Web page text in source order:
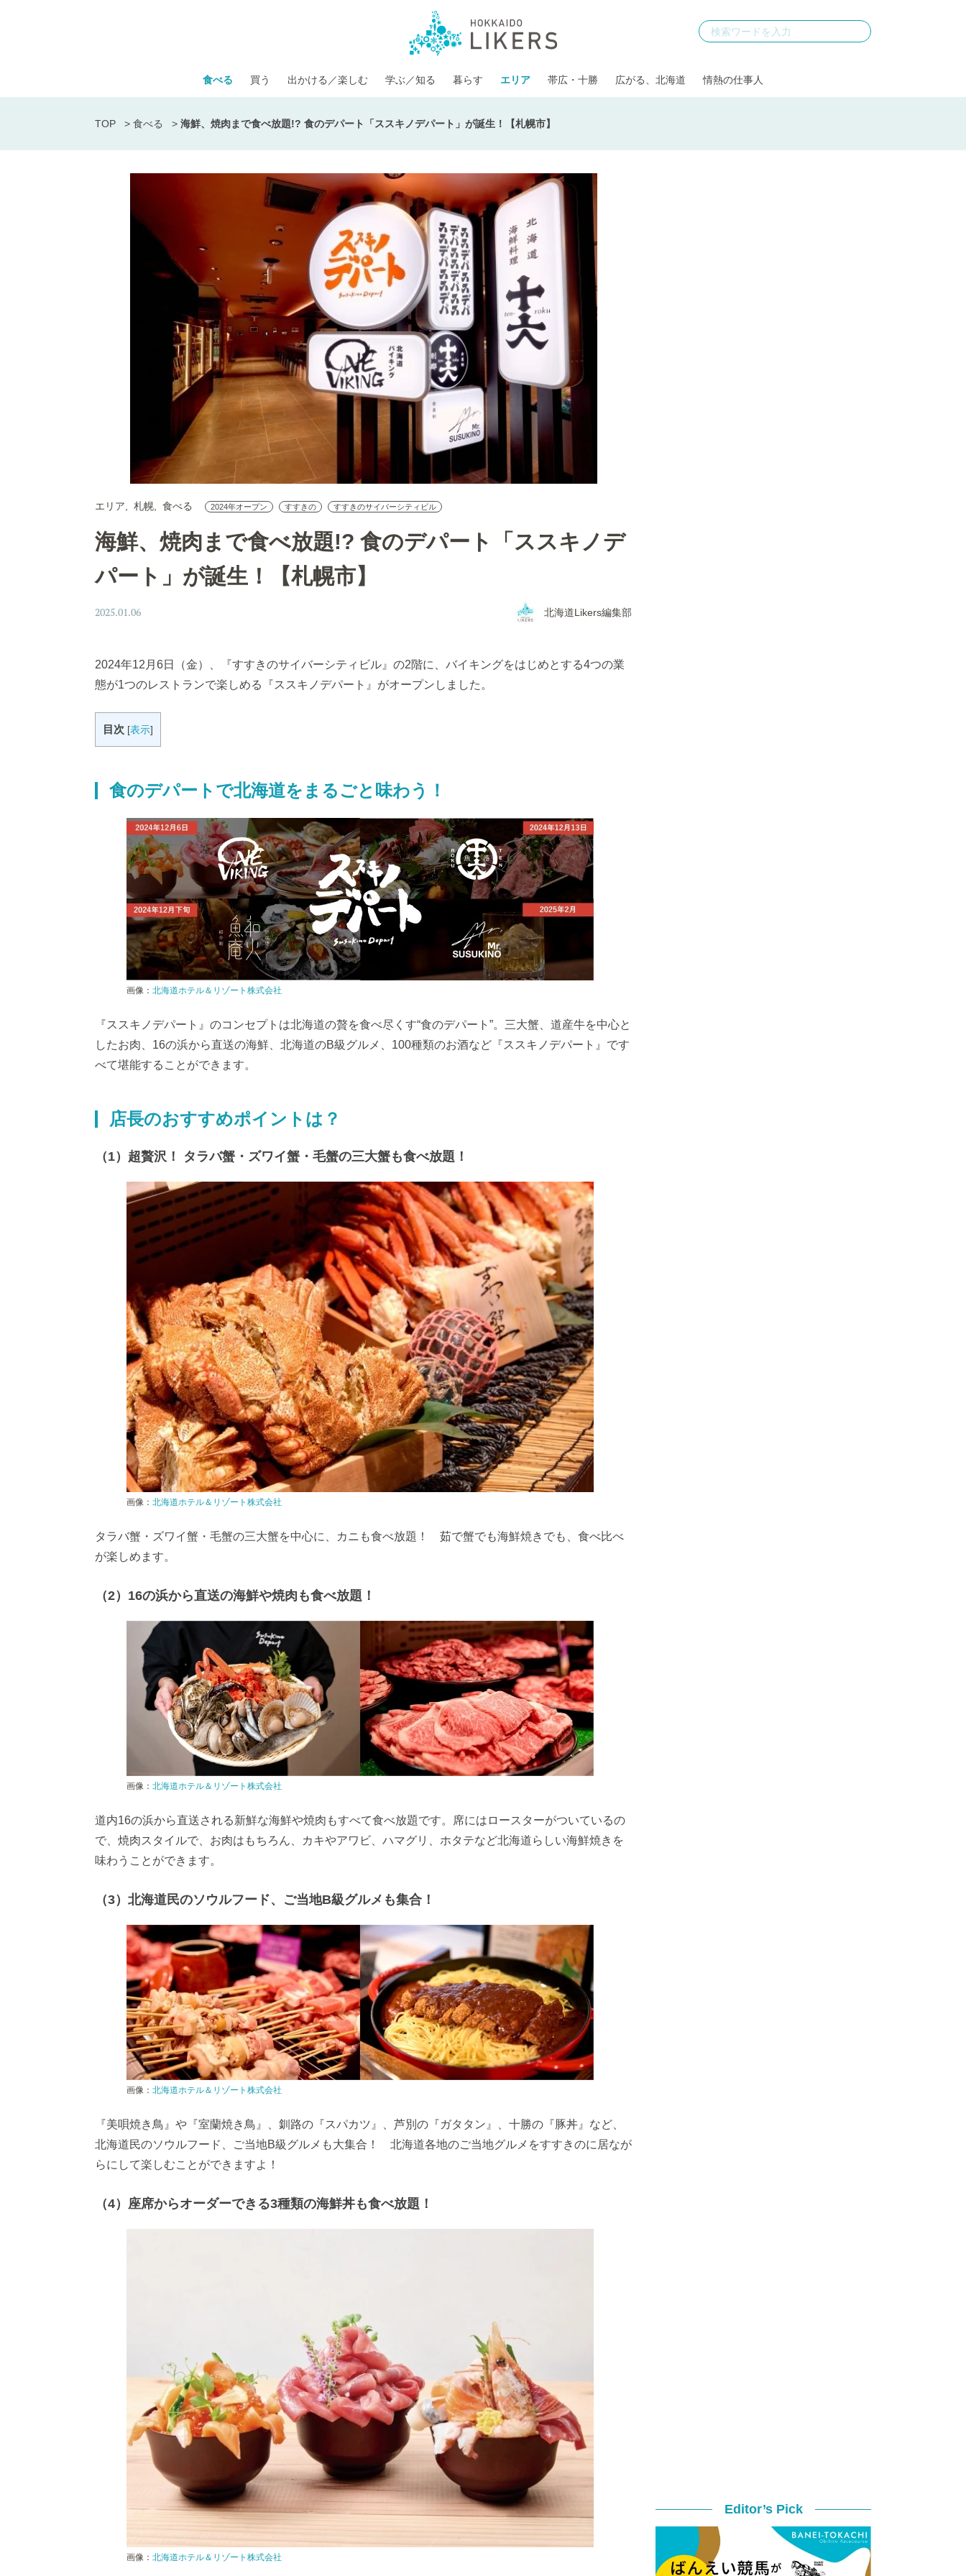
食べる 買う 出かける／楽しむ 学ぶ／知る 暮らす エリア 帯広・十勝 広がる、北海道 情熱の仕事人
TOP > 食べる > 海鮮、焼肉まで食べ放題!? 食のデパート「ススキノデパート」が誕生！【札幌市】
エリア 札幌 食べる 2024年オープン すすきの すすきのサイバーシティビル
海鮮、焼肉まで食べ放題!? 食のデパート「ススキノデ
パート」が誕生！【札幌市】
2025.01.06 北海道Likers編集部
2024年12月6日（金）、『すすきのサイバーシティビル』の2階に、バイキングをはじめとする4つの業
態が1つのレストランで楽しめる『ススキノデパート』がオープンしました。
目次 [表示]
食のデパートで北海道をまるごと味わう！
画像： 北海道ホテル＆リゾート株式会社
『ススキノデパート』のコンセプトは北海道の贅を食べ尽くす“食のデパート”。三大蟹、道産牛を中心と
したお肉、16の浜から直送の海鮮、北海道のB級グルメ、100種類のお酒など『ススキノデパート』です
べて堪能することができます。
店長のおすすめポイントは？
（1）超贅沢！ タラバ蟹・ズワイ蟹・毛蟹の三大蟹も食べ放題！
画像： 北海道ホテル＆リゾート株式会社
タラバ蟹・ズワイ蟹・毛蟹の三大蟹を中心に、カニも食べ放題！ 茹で蟹でも海鮮焼きでも、食べ比べ
が楽しめます。
（2）16の浜から直送の海鮮や焼肉も食べ放題！
画像： 北海道ホテル＆リゾート株式会社
道内16の浜から直送される新鮮な海鮮や焼肉もすべて食べ放題です。席にはロースターがついているの
で、焼肉スタイルで、お肉はもちろん、カキやアワビ、ハマグリ、ホタテなど北海道らしい海鮮焼きを
味わうことができます。
（3）北海道民のソウルフード、ご当地B級グルメも集合！
画像： 北海道ホテル＆リゾート株式会社
『美唄焼き鳥』や『室蘭焼き鳥』、釧路の『スパカツ』、芦別の『ガタタン』、十勝の『豚丼』など、
北海道民のソウルフード、ご当地B級グルメも大集合！ 北海道各地のご当地グルメをすすきのに居なが
らにして楽しむことができますよ！
（4）座席からオーダーできる3種類の海鮮丼も食べ放題！
画像： 北海道ホテル＆リゾート株式会社
Editor’s Pick